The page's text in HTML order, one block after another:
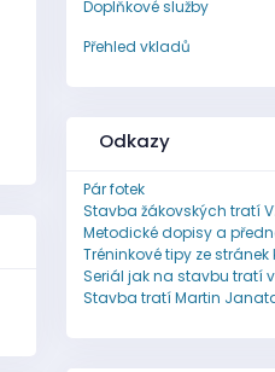
Doplňkové služby
Přehled vkladů
Odkazy
Pár fotek
Stavba žákovských tratí
Metodické dopisy a
Tréninkové tipy ze
Seriál jak na stavbu tratí
Stavba tratí Martin